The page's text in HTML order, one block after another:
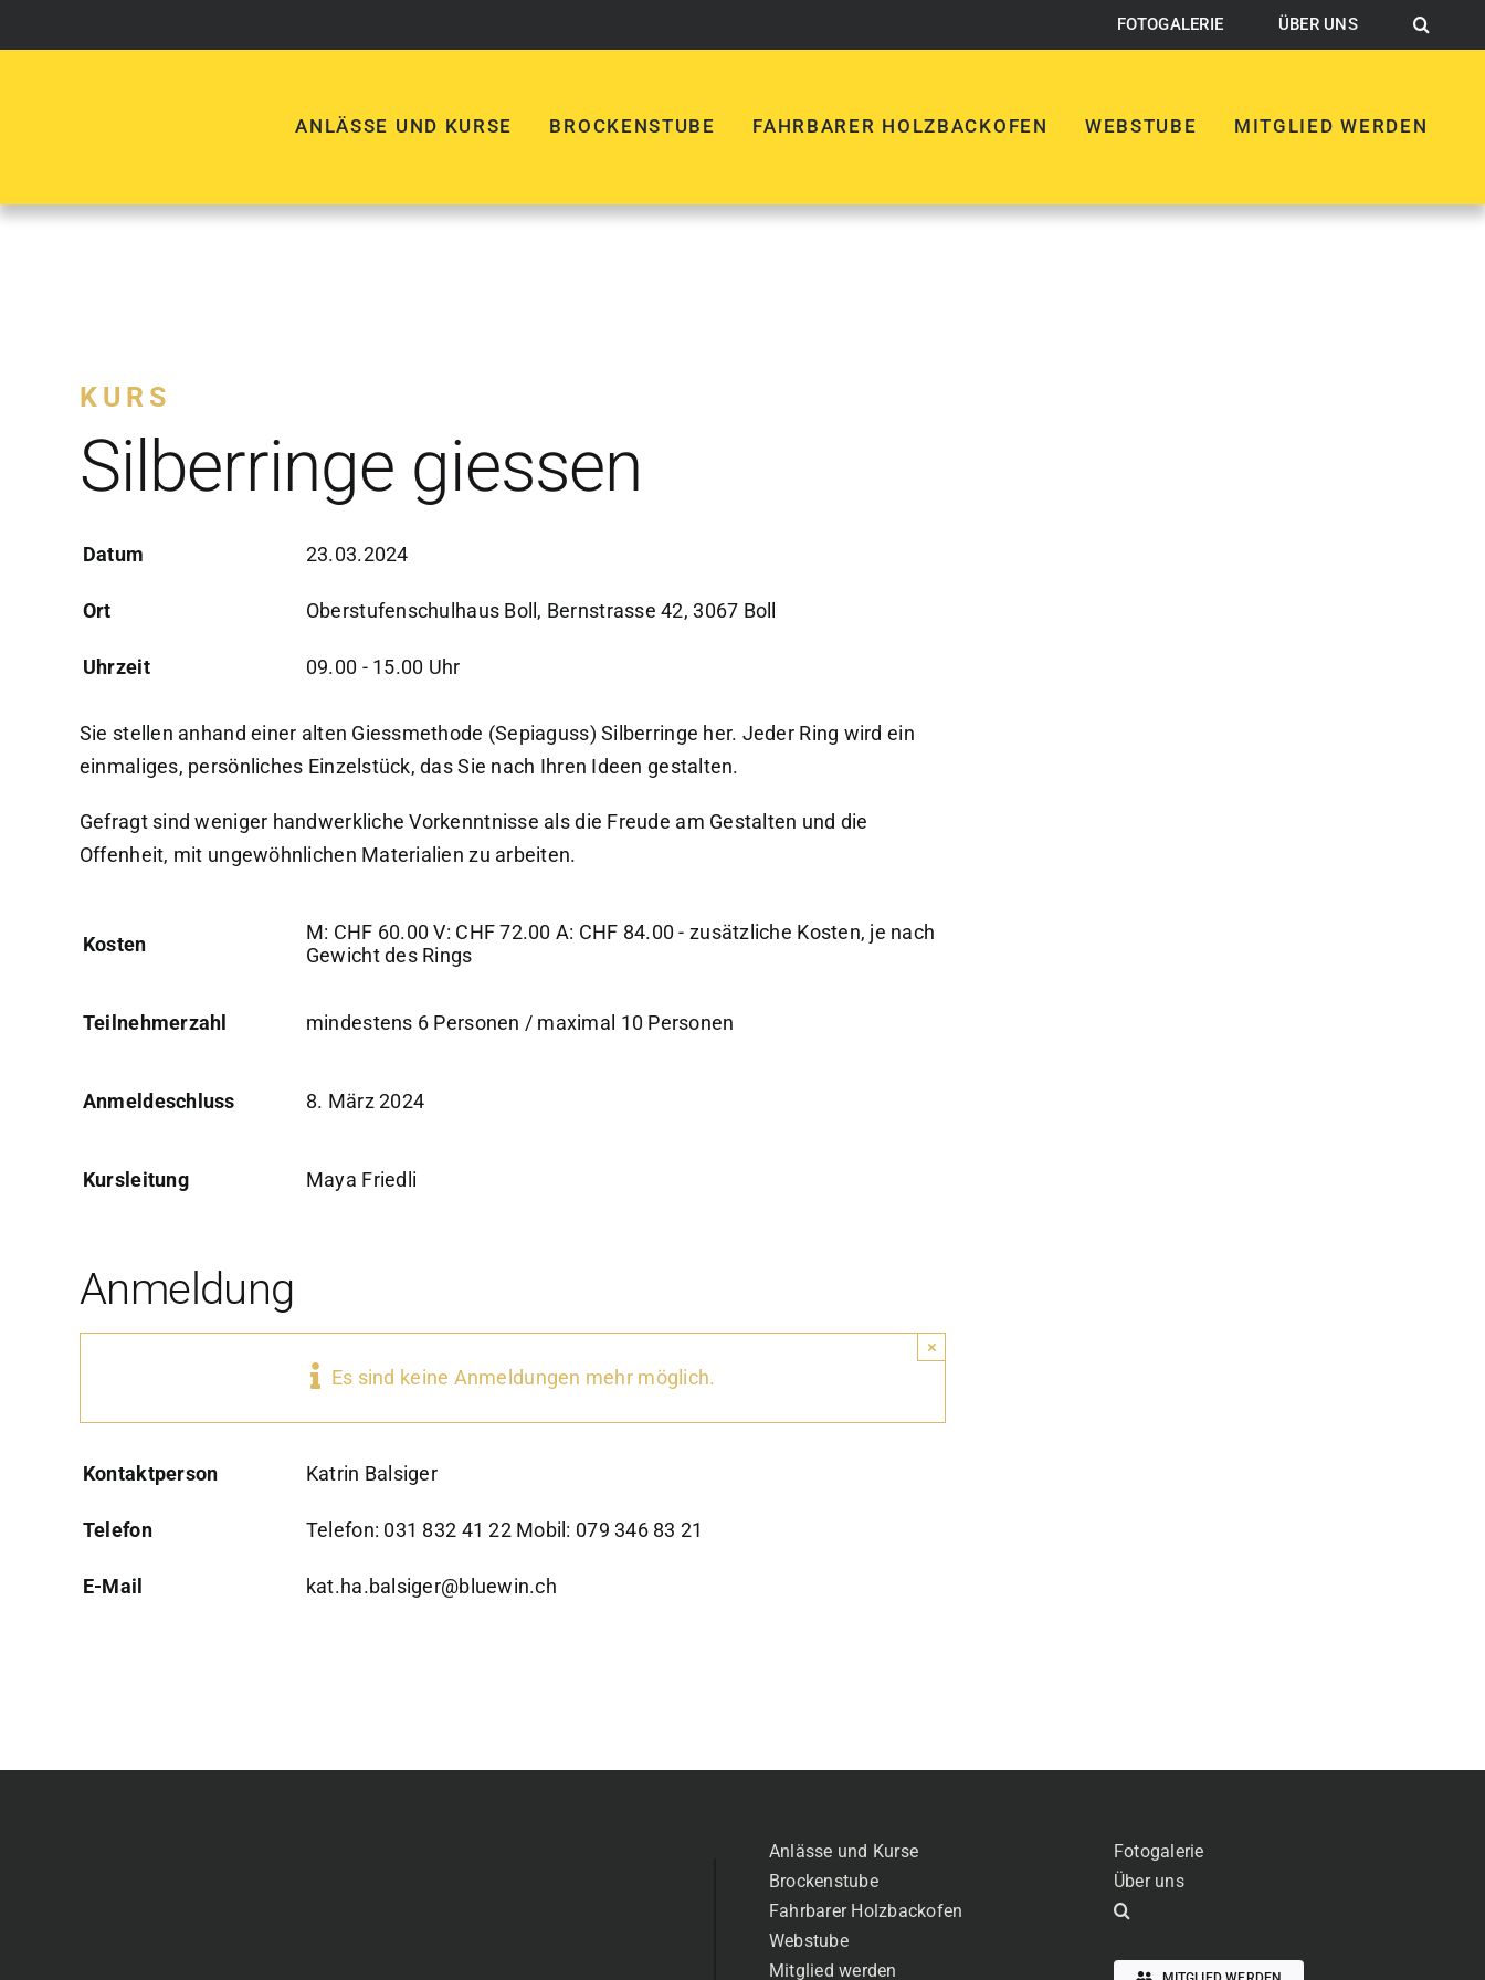
to
FOTOGALERIE ÜBER UNS
ANLÄSSE UND KURSE BROCKENSTUBE FAHRBARER HOLZBACKOFEN WEBSTUBE MITGLIED WERDEN
KURS
Silberringe giessen
Datum 23.03.2024
Ort Oberstufenschulhaus Boll, Bernstrasse 42, 3067 Boll
Uhrzeit 09.00 - 15.00 Uhr
Sie stellen anhand einer alten Giessmethode (Sepiaguss) Silberringe her. Jeder Ring wird ein
einmaliges, persönliches Einzelstück, das Sie nach Ihren Ideen gestalten.
Gefragt sind weniger handwerkliche Vorkenntnisse als die Freude am Gestalten und die
Offenheit, mit ungewöhnlichen Materialien zu arbeiten.
Kosten
M: CHF 60.00 V: CHF 72.00 A: CHF 84.00 - zusätzliche Kosten, je nach
Gewicht des Rings
Teilnehmerzahl mindestens 6 Personen / maximal 10 Personen
Anmeldeschluss 8. März 2024
Kursleitung Maya Friedli
Anmeldung
Es sind keine Anmeldungen mehr möglich.
×
Kontaktperson Katrin Balsiger
Telefon Telefon: 031 832 41 22 Mobil: 079 346 83 21
E-Mail kat.ha.balsiger@bluewin.ch
Anlässe und Kurse
Brockenstube
Fahrbarer Holzbackofen
Webstube
Mitglied werden
Fotogalerie
Über uns